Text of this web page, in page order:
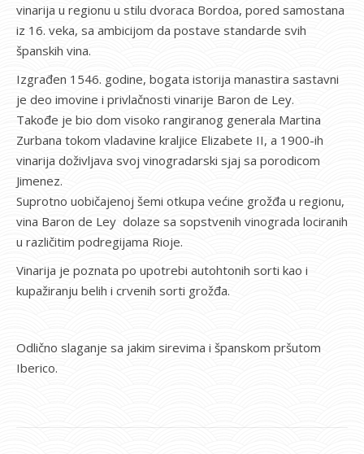
vinarija u regionu u stilu dvoraca Bordoa, pored samostana
iz 16. veka, sa ambicijom da postave standarde svih
španskih vina.
Izgrađen 1546. godine, bogata istorija manastira sastavni
je deo imovine i privlačnosti vinarije Baron de Ley.
Takođe je bio dom visoko rangiranog generala Martina
Zurbana tokom vladavine kraljice Elizabete II, a 1900-ih
vinarija doživljava svoj vinogradarski sjaj sa porodicom
Jimenez.
Suprotno uobičajenoj šemi otkupa većine grožđa u regionu,
vina Baron de Ley dolaze sa sopstvenih vinograda lociranih
u različitim podregijama Rioje.
Vinarija je poznata po upotrebi autohtonih sorti kao i
kupažiranju belih i crvenih sorti grožđa.
Odlično slaganje sa jakim sirevima i španskom pršutom
Iberico.